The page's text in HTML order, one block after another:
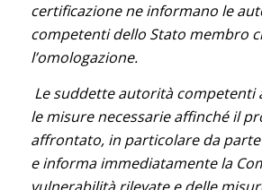
certificazione ne informano le
competenti dello Stato membro
l’omologazione.
Le suddette autorità
le misure necessarie affinché il
affrontato, in particolare da
e informa immediatamente la